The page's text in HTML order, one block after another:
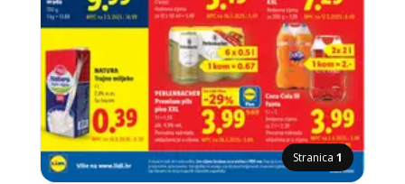
Stranica 1